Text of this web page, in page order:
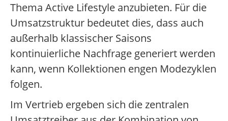
Thema Active Lifestyle anzubieten. Für die
Umsatzstruktur bedeutet dies, dass auch
außerhalb klassischer Saisons
kontinuierliche Nachfrage generiert werden
kann, wenn Kollektionen engen Modezyklen
folgen.
Im Vertrieb ergeben sich die zentralen